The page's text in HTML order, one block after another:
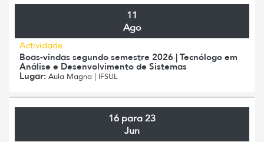
11
Ago
Actividade
Boas-vindas segundo semestre 2026 | Tecnólogo em
Análise e Desenvolvimento de Sistemas
Lugar: Aula Magna | IFSUL
16 para 23
Jun